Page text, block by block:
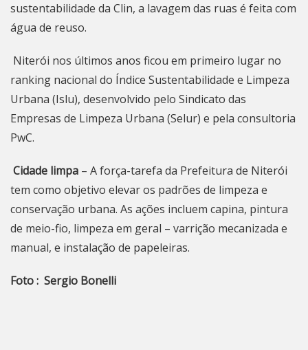
sustentabilidade da Clin, a lavagem das ruas é feita com
água de reuso.
Niterói nos últimos anos ficou em primeiro lugar no
ranking nacional do Índice Sustentabilidade e Limpeza
Urbana (Islu), desenvolvido pelo Sindicato das
Empresas de Limpeza Urbana (Selur) e pela consultoria
PwC.
Cidade limpa – A força-tarefa da Prefeitura de Niterói
tem como objetivo elevar os padrões de limpeza e
conservação urbana. As ações incluem capina, pintura
de meio-fio, limpeza em geral – varrição mecanizada e
manual, e instalação de papeleiras.
Foto : Sergio Bonelli